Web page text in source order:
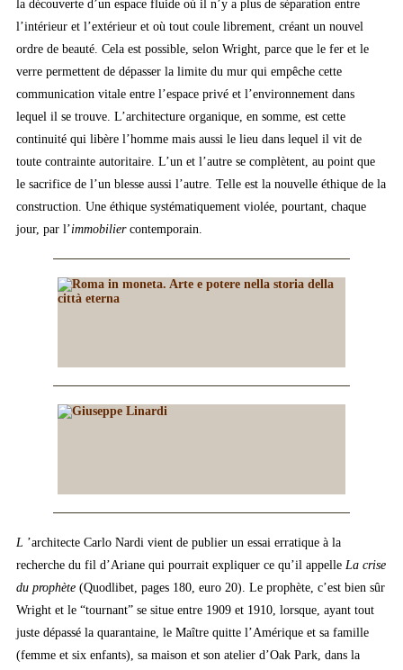
la découverte d’un espace fluide où il n’y a plus de séparation entre
l’intérieur et l’extérieur et où tout coule librement, créant un nouvel
ordre de beauté. Cela est possible, selon Wright, parce que le fer et le
verre permettent de dépasser la limite du mur qui empêche cette
communication vitale entre l’espace privé et l’environnement dans
lequel il se trouve. L’architecture organique, en somme, est cette
continuité qui libère l’homme mais aussi le lieu dans lequel il vit de
toute contrainte autoritaire. L’un et l’autre se complètent, au point que
le sacrifice de l’un blesse aussi l’autre. Telle est la nouvelle éthique de la
construction. Une éthique systématiquement violée, pourtant, chaque
jour, par l’immobiliercontemporain.
L ’architecte Carlo Nardi vient de publier un essai erratique à la
recherche du fil d’Ariane qui pourrait expliquer ce qu’il appelle La crise
du prophète(Quodlibet, pages 180, euro 20). Le prophète, c’est bien sûr
Wright et le “tournant” se situe entre 1909 et 1910, lorsque, ayant tout
juste dépassé la quarantaine, le Maître quitte l’Amérique et sa famille
(femme et six enfants), sa maison et son atelier d’Oak Park, dans la